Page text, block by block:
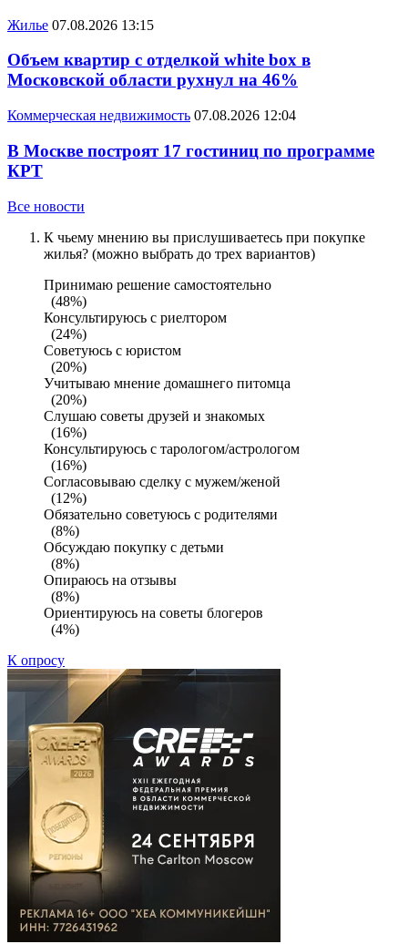
Жилье 07.08.2026 13:15
Объем квартир с отделкой white box в
Московской области рухнул на 46%
Коммерческая недвижимость 07.08.2026 12:04
В Москве построят 17 гостиниц по программе
КРТ
Все новости
К чьему мнению вы прислушиваетесь при покупке
жилья? (можно выбрать до трех вариантов)
Принимаю решение самостоятельно
(48%)
Консультируюсь с риелтором
(24%)
Советуюсь с юристом
(20%)
Учитываю мнение домашнего питомца
(20%)
Слушаю советы друзей и знакомых
(16%)
Консультируюсь с тарологом/астрологом
(16%)
Согласовываю сделку с мужем/женой
(12%)
Обязательно советуюсь с родителями
(8%)
Обсуждаю покупку с детьми
(8%)
Опираюсь на отзывы
(8%)
Ориентируюсь на советы блогеров
(4%)
К опросу